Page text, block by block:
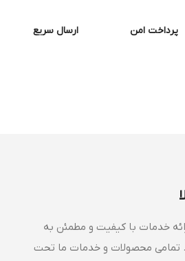
امن ارسال سریع
خدمات با کیفیت و مطمئن به
محصولات و خدمات ما تحت